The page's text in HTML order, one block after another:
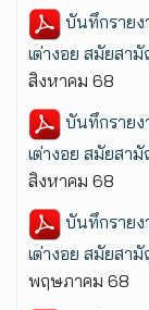
บันทึกรายง
เต่างอย สมัยสา
สิงหาคม 68
บันทึกรายง
เต่างอย สมัยสา
สิงหาคม 68
บันทึกรายง
เต่างอย สมัยสา
พฤษภาคม 68